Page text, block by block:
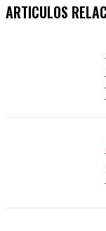
ARTICULOS